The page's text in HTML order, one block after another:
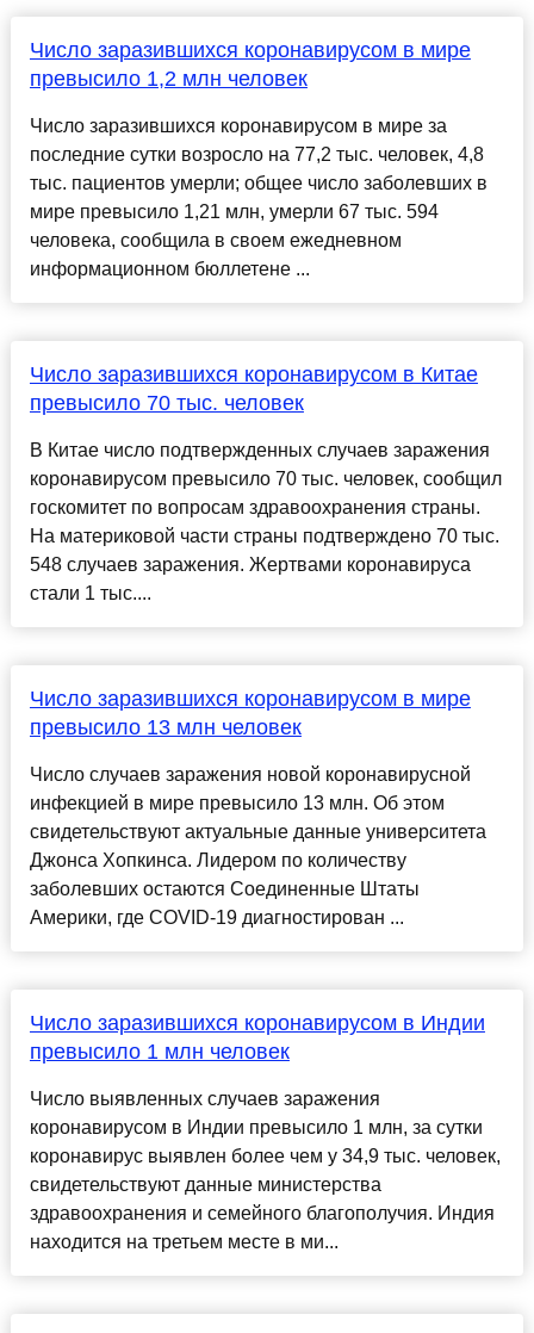
Число заразившихся коронавирусом в мире
превысило 1,2 млн человек
Число заразившихся коронавирусом в мире за
последние сутки возросло на 77,2 тыс. человек, 4,8
тыс. пациентов умерли; общее число заболевших в
мире превысило 1,21 млн, умерли 67 тыс. 594
человека, сообщила в своем ежедневном
информационном бюллетене ...
Число заразившихся коронавирусом в Китае
превысило 70 тыс. человек
В Китае число подтвержденных случаев заражения
коронавирусом превысило 70 тыс. человек, сообщил
госкомитет по вопросам здравоохранения страны.
На материковой части страны подтверждено 70 тыс.
548 случаев заражения. Жертвами коронавируса
стали 1 тыс....
Число заразившихся коронавирусом в мире
превысило 13 млн человек
Число случаев заражения новой коронавирусной
инфекцией в мире превысило 13 млн. Об этом
свидетельствуют актуальные данные университета
Джонса Хопкинса. Лидером по количеству
заболевших остаются Соединенные Штаты
Америки, где COVID-19 диагностирован ...
Число заразившихся коронавирусом в Индии
превысило 1 млн человек
Число выявленных случаев заражения
коронавирусом в Индии превысило 1 млн, за сутки
коронавирус выявлен более чем у 34,9 тыс. человек,
свидетельствуют данные министерства
здравоохранения и семейного благополучия. Индия
находится на третьем месте в ми...